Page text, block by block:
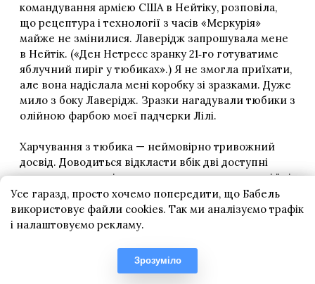
Усе гаразд, просто хочемо попередити, що Бабель
використовує файли cookies. Так ми аналізуємо трафік
і налаштовуємо рекламу.
Зрозуміло